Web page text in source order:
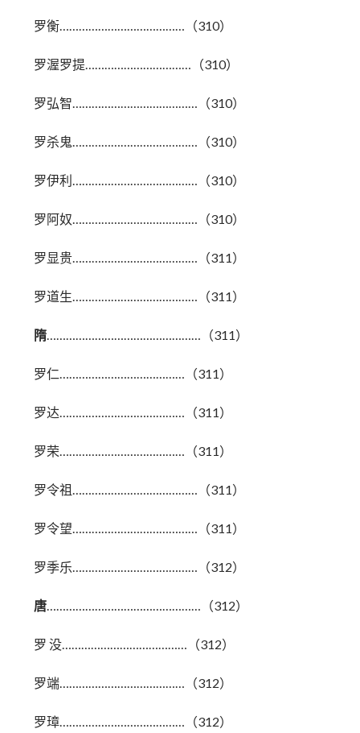
罗衡…………………………………（310）
罗渥罗提……………………………（310）
罗弘智…………………………………（310）
罗杀鬼…………………………………（310）
罗伊利…………………………………（310）
罗阿奴…………………………………（310）
罗显贵…………………………………（311）
罗道生…………………………………（311）
隋…………………………………………（311）
罗仁…………………………………（311）
罗达…………………………………（311）
罗荣…………………………………（311）
罗令祖…………………………………（311）
罗令望…………………………………（311）
罗季乐…………………………………（312）
唐…………………………………………（312）
罗 没…………………………………（312）
罗端…………………………………（312）
罗璋…………………………………（312）